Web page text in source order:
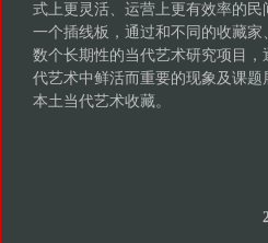
式上更灵活、运营上更有效率的
一个插线板，通过和不同的收藏
数个长期性的当代艺术研究项目
代艺术中鲜活而重要的现象及课
本土当代艺术收藏。